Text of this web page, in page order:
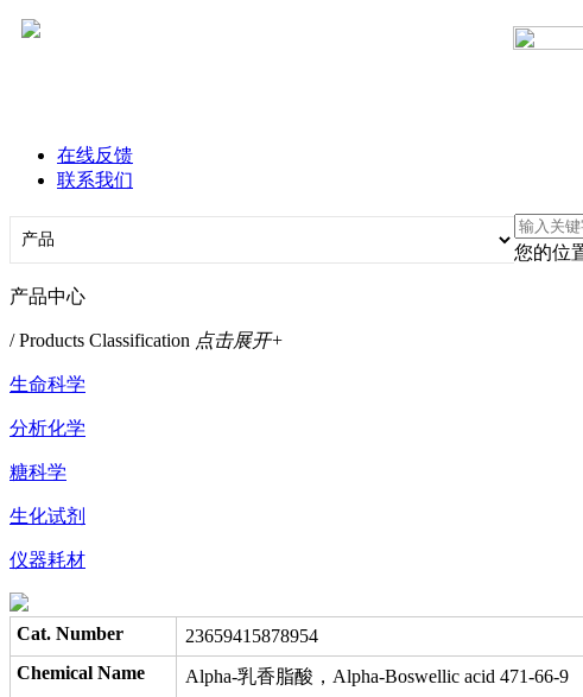
在线反馈
联系我们
您的位
产品中心
/ Products Classification 点击展开+
生命科学
分析化学
糖科学
生化试剂
仪器耗材
Cat. Number
23659415878954
Chemical Name
Alpha-乳香脂酸，Alpha-Boswellic acid 471-66-9